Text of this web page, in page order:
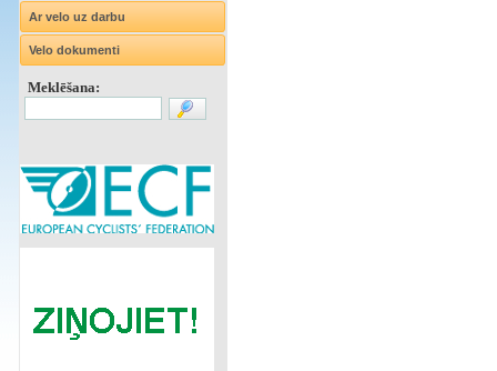
Ar velo uz darbu
Velo dokumenti
Meklēšana: